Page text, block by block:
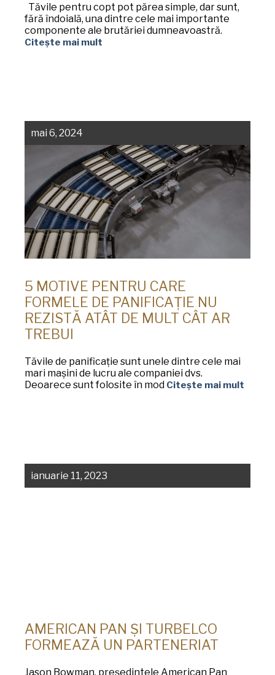
Tăvile pentru copt pot părea simple, dar sunt,
fără îndoială, una dintre cele mai importante
componente ale brutăriei dumneavoastră.
Citește mai mult
mai 6, 2024
5 MOTIVE PENTRU CARE
FORMELE DE PANIFICAȚIE NU
REZISTĂ ATÂT DE MULT CÂT AR
TREBUI
Tăvile de panificație sunt unele dintre cele mai
mari mașini de lucru ale companiei dvs.
Deoarece sunt folosite în mod Citește mai mult
ianuarie 11, 2023
AMERICAN PAN ȘI TURBELCO
FORMEAZĂ UN PARTENERIAT
Jason Bowman, președintele American Pan